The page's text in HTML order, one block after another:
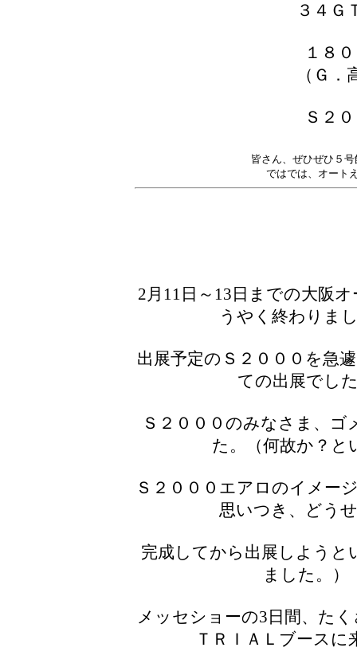
３４Ｇ
１８
（Ｇ．
Ｓ２
皆さん、ぜひぜひ５
ではでは、オート
2月11日～13日までの大阪
うやく終わりま
出展予定のＳ２０００を急
ての出展でし
Ｓ２０００のみなさま、ゴ
た。（何故か？と
Ｓ２０００エアロのイメー
思いつき、どう
完成してから出展しようと
ました。）
メッセショーの3日間、た
ＴＲＩＡＬブースに